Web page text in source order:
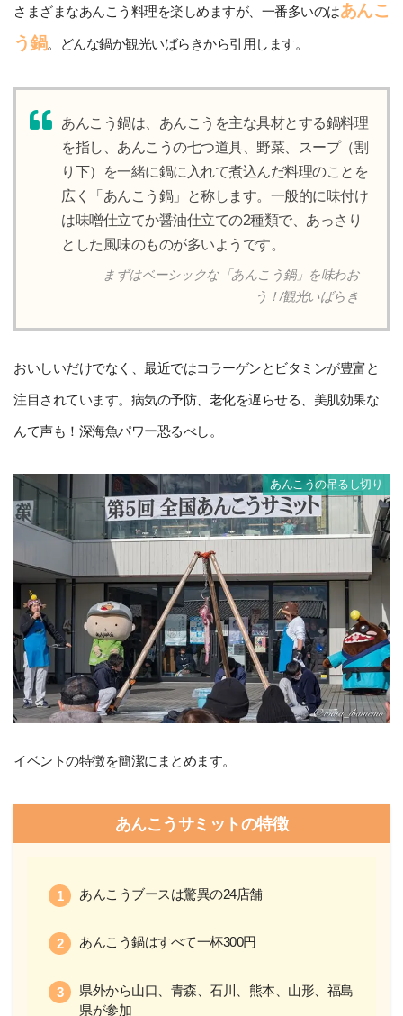
さまざまなあんこう料理を楽しめますが、一番多いのはあんこ
う鍋。どんな鍋か観光いばらきから引用します。
あんこう鍋は、あんこうを主な具材とする鍋料理
を指し、あんこうの七つ道具、野菜、スープ（割
り下）を一緒に鍋に入れて煮込んだ料理のことを
広く「あんこう鍋」と称します。一般的に味付け
は味噌仕立てか醤油仕立ての2種類で、あっさり
とした風味のものが多いようです。
まずはベーシックな「あんこう鍋」を味わお
う！/観光いばらき
おいしいだけでなく、最近ではコラーゲンとビタミンが豊富と
注目されています。病気の予防、老化を遅らせる、美肌効果な
んて声も！深海魚パワー恐るべし。
あんこうの吊るし切り
イベントの特徴を簡潔にまとめます。
あんこうサミットの特徴
あんこうブースは驚異の24店舗
あんこう鍋はすべて一杯300円
県外から山口、青森、石川、熊本、山形、福島
県が参加